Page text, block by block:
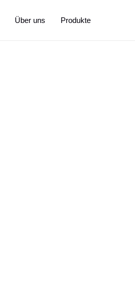
Über uns Produkte